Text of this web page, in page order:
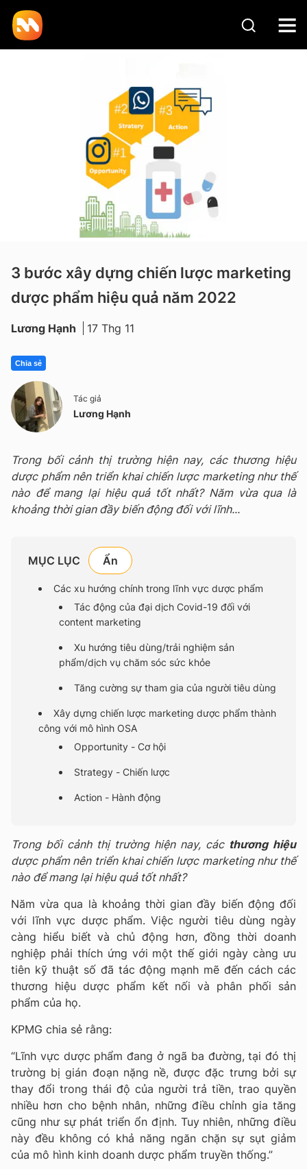
3 bước xây dựng chiến lược marketing
dược phẩm hiệu quả năm 2022
Lương Hạnh 17 Thg 11
Chia sẻ
Tác giả
Lương Hạnh
Trong bối cảnh thị trường hiện nay, các thương hiệu
dược phẩm nên triển khai chiến lược marketing như thế
nào để mang lại hiệu quả tốt nhất? Năm vừa qua là
khoảng thời gian đầy biến động đối với lĩnh...
MỤC LỤC
Các xu hướng chính trong lĩnh vực dược phẩm
Tác động của đại dịch Covid-19 đối với
content marketing
Xu hướng tiêu dùng/trải nghiệm sản
phẩm/dịch vụ chăm sóc sức khỏe
Tăng cường sự tham gia của người tiêu dùng
Xây dựng chiến lược marketing dược phẩm thành
công với mô hình OSA
Opportunity - Cơ hội
Strategy - Chiến lược
Action - Hành động
Trong bối cảnh thị trường hiện nay, cácthương hiệu
dược phẩm nên triển khai chiến lược marketing như thế
nào để mang lại hiệu quả tốt nhất?
Năm vừa qua là khoảng thời gian đầy biến động đối
với lĩnh vực dược phẩm. Việc người tiêu dùng ngày
càng hiểu biết và chủ động hơn, đồng thời doanh
nghiệp phải thích ứng với một thế giới ngày càng ưu
tiên kỹ thuật số đã tác động mạnh mẽ đến cách các
thương hiệu dược phẩm kết nối và phân phối sản
phẩm của họ.
KPMG chia sẻ rằng:
“Lĩnh vực dược phẩm đang ở ngã ba đường, tại đó thị
trường bị gián đoạn nặng nề, được đặc trưng bởi sự
thay đổi trong thái độ của người trả tiền, trao quyền
nhiều hơn cho bệnh nhân, những điều chỉnh gia tăng
cũng như sự phát triển ổn định. Tuy nhiên, những điều
này đều không có khả năng ngăn chặn sự sụt giảm
của mô hình kinh doanh dược phẩm truyền thống.”